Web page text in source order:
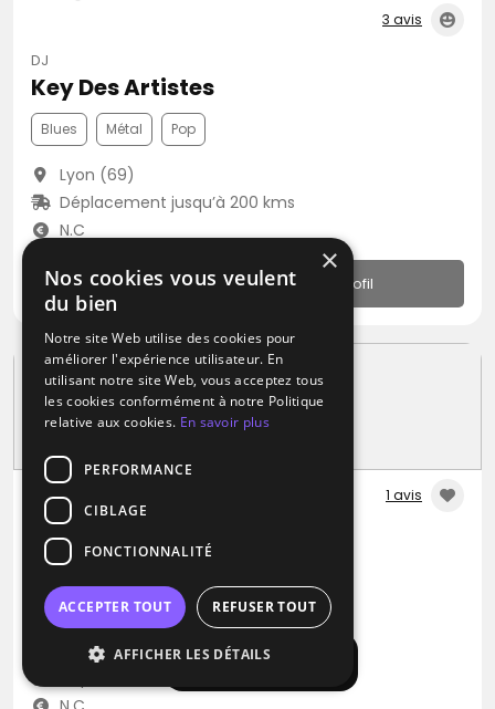
Afficher la carte
3 avis
DJ
Key Des Artistes
Blues Métal Pop
Lyon (69)
Déplacement jusqu’à 200 kms
N.C
Profil
1 avis
DJ / Groupe de musique
ABC djolive
Blues Métal Pop
Vienne (38)
×
Nos cookies vous veulent
du bien
Notre site Web utilise des cookies pour
améliorer l'expérience utilisateur. En
utilisant notre site Web, vous acceptez tous
les cookies conformément à notre Politique
relative aux cookies. En savoir plus
PERFORMANCE
CIBLAGE
FONCTIONNALITÉ
ACCEPTER TOUT REFUSER TOUT
AFFICHER LES DÉTAILS